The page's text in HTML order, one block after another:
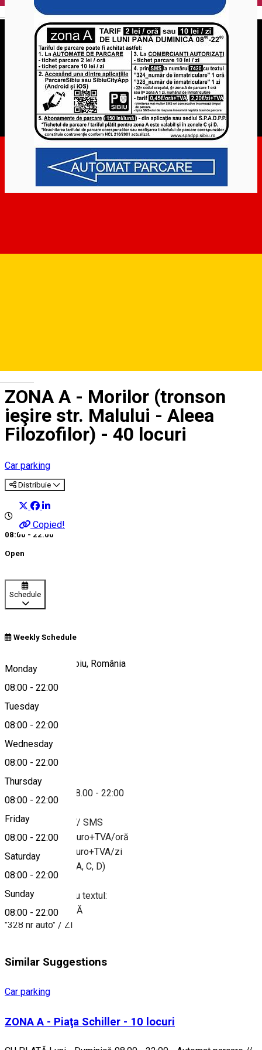
ZONA A - Morilor (tronson
ieşire str. Malului - Aleea
Filozofilor) - 40 locuri
Car parking
Distribuie
Copied!
08:00 - 22:00
Open
Schedule
Weekly Schedule
Monday
08:00 - 22:00
Tuesday
08:00 - 22:00
Wednesday
08:00 - 22:00
Thursday
08:00 - 22:00
Friday
08:00 - 22:00
Saturday
08:00 - 22:00
Sunday
08:00 - 22:00
Strada Morilor, Sibiu, România
Map
About
CU PLATĂ
Luni - Duminică 08.00 - 22:00
Automat parcare // SMS
2 lei/oră // 0,45 euro+TVA/oră
10 lei/zi // 2,20 euro+TVA/zi
(valabil în zonele A, C, D)
-
SMS la nr. 7420 cu textul:
"324 nr auto" / ORĂ
"328 nr auto" / ZI
Similar Suggestions
Car parking
ZONA A - Piaţa Schiller - 10 locuri